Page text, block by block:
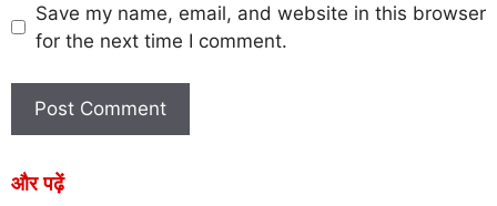
Save my name, email, and website in this browser
for the next time I comment.
और पढ़ें